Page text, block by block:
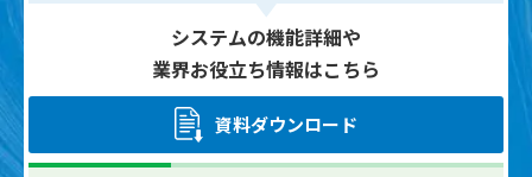
システムの機能詳細や
業界お役立ち情報はこちら
資料ダウンロード